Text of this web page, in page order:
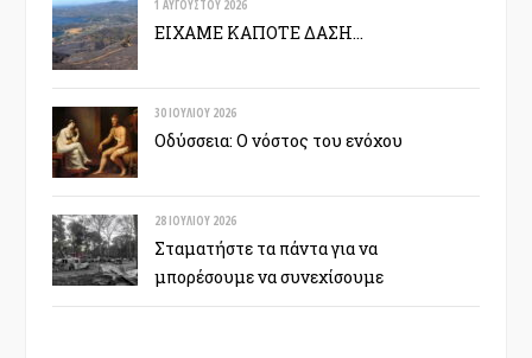
1 ΑΥΓΟΎΣΤΟΥ 2026
ΕΙΧΑΜΕ ΚΑΠΟΤΕ ΔΑΣΗ…
30 ΙΟΥΛΊΟΥ 2026
Οδύσσεια: Ο νόστος του ενόχου
28 ΙΟΥΛΊΟΥ 2026
Σταματήστε τα πάντα για να
μπορέσουμε να συνεχίσουμε